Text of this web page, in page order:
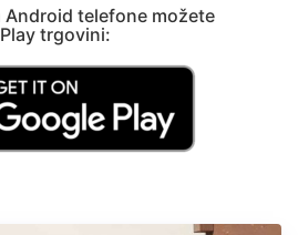
Android telefone možete
trgovini: